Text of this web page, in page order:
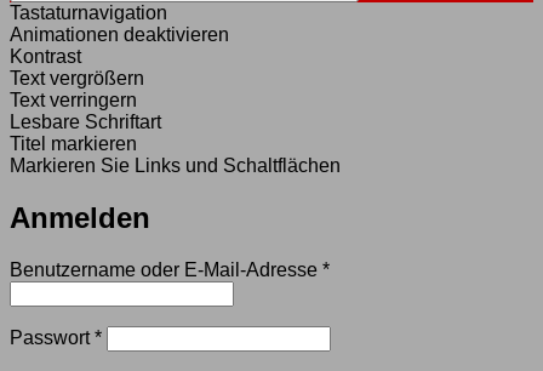
Tastaturnavigation
Animationen deaktivieren
Kontrast
Text vergrößern
Text verringern
Lesbare Schriftart
Titel markieren
Markieren Sie Links und Schaltflächen
Anmelden
Benutzername oder E-Mail-Adresse *Erforderlich
Passwort*Erforderlich